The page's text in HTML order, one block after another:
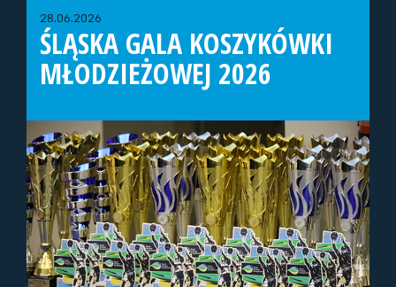
28.06.2026
ŚLĄSKA GALA KOSZYKÓWKI
MŁODZIEŻOWEJ 2026